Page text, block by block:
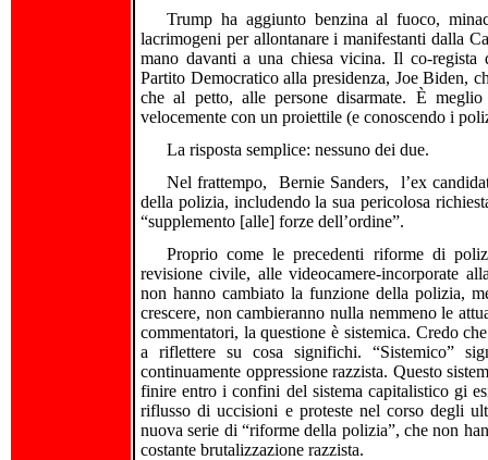
Trump ha aggiunto benzina al fuoco,
lacrimogeni per allontanare i manifestanti dalla
mano davanti a una chiesa vicina. Il co-regista
Partito Democratico alla presidenza, Joe Biden,
che al petto, alle persone disarmate. È
velocemente con un proiettile (e conoscendo i
La risposta semplice: nessuno dei due.
Nel frattempo, Bernie Sanders, l’ex
della polizia, includendo la sua pericolosa
“supplemento [alle] forze dell’ordine”.
Proprio come le precedenti riforme di
revisione civile, alle videocamere-incorporate
non hanno cambiato la funzione della polizia,
crescere, non cambieranno nulla nemmeno le
commentatori, la questione è sistemica. Credo
a riflettere su cosa significhi. “Sistemico”
continuamente oppressione razzista. Questo
finire entro i confini del sistema capitalistico gi
riflusso di uccisioni e proteste nel corso degli
nuova serie di “riforme della polizia”, che non
costante brutalizzazione razzista.